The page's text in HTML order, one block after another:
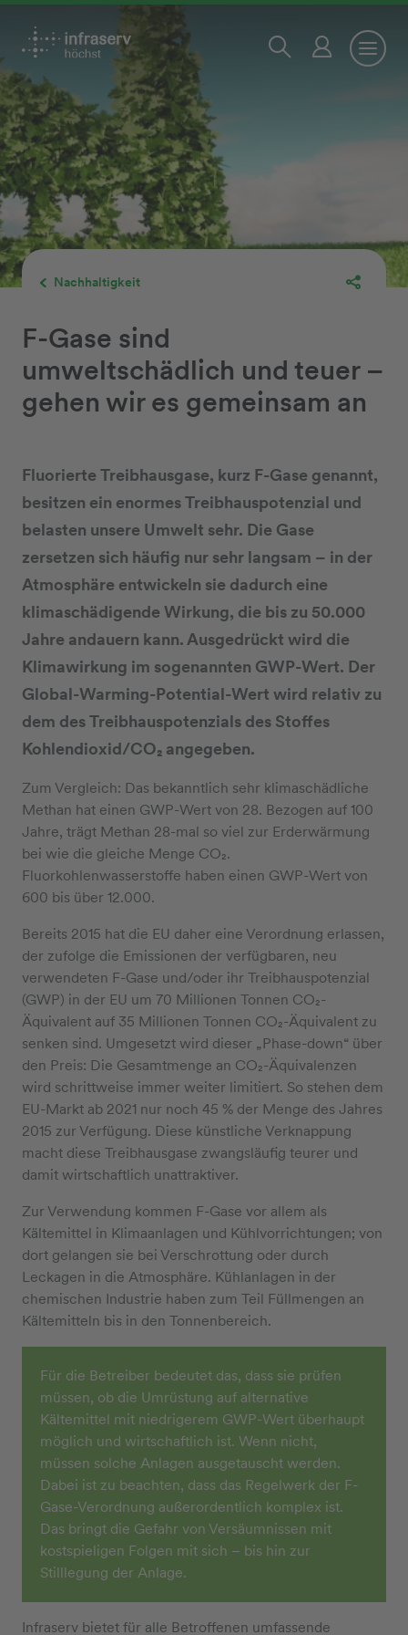
Nachhaltigkeit
F-Gase sind
umweltschädlich und teuer –
gehen wir es gemeinsam an
Fluorierte Treibhausgase, kurz F-Gase genannt,
besitzen ein enormes Treibhauspotenzial und
belasten unsere Umwelt sehr. Die Gase
zersetzen sich häufig nur sehr langsam – in der
Atmosphäre entwickeln sie dadurch eine
klimaschädigende Wirkung, die bis zu 50.000
Jahre andauern kann. Ausgedrückt wird die
Klimawirkung im sogenannten GWP-Wert. Der
Global-Warming-Potential-Wert wird relativ zu
dem des Treibhauspotenzials des Stoffes
Kohlendioxid/CO₂ angegeben.
Zum Vergleich: Das bekanntlich sehr klimaschädliche
Methan hat einen GWP-Wert von 28. Bezogen auf 100
Jahre, trägt Methan 28-mal so viel zur Erderwärmung
bei wie die gleiche Menge CO₂.
Fluorkohlenwasserstoffe haben einen GWP-Wert von
600 bis über 12.000.
Bereits 2015 hat die EU daher eine Verordnung erlassen,
der zufolge die Emissionen der verfügbaren, neu
verwendeten F-Gase und/oder ihr Treibhauspotenzial
(GWP) in der EU um 70 Millionen Tonnen CO₂-
Äquivalent auf 35 Millionen Tonnen CO₂-Äquivalent zu
senken sind. Umgesetzt wird dieser „Phase-down“ über
den Preis: Die Gesamtmenge an CO₂-Äquivalenzen
wird schrittweise immer weiter limitiert. So stehen dem
EU-Markt ab 2021 nur noch 45 % der Menge des Jahres
2015 zur Verfügung. Diese künstliche Verknappung
macht diese Treibhausgase zwangsläufig teurer und
damit wirtschaftlich unattraktiver.
Zur Verwendung kommen F-Gase vor allem als
Kältemittel in Klimaanlagen und Kühlvorrichtungen; von
dort gelangen sie bei Verschrottung oder durch
Leckagen in die Atmosphäre. Kühlanlagen in der
chemischen Industrie haben zum Teil Füllmengen an
Kältemitteln bis in den Tonnenbereich.
Für die Betreiber bedeutet das, dass sie prüfen
müssen, ob die Umrüstung auf alternative
Kältemittel mit niedrigerem GWP-Wert überhaupt
möglich und wirtschaftlich ist. Wenn nicht,
müssen solche Anlagen ausgetauscht werden.
Dabei ist zu beachten, dass das Regelwerk der F-
Gase-Verordnung außerordentlich komplex ist.
Das bringt die Gefahr von Versäumnissen mit
kostspieligen Folgen mit sich – bis hin zur
Stilllegung der Anlage.
Infraserv bietet für alle Betroffenen umfassende